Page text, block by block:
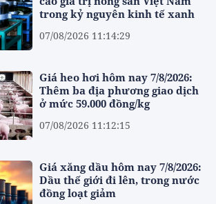
trong kỷ nguyên kinh tế xanh
07/08/2026 11:14:29
Giá heo hơi hôm nay 7/8/2026:
Thêm ba địa phương giao dịch
ở mức 59.000 đồng/kg
07/08/2026 11:12:15
Giá xăng dầu hôm nay 7/8/2026:
Dầu thế giới đi lên, trong nước
đồng loạt giảm